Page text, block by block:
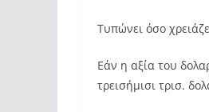
Τυπώνει όσο
Εάν η αξία του
τρεισήμισι τρισ.